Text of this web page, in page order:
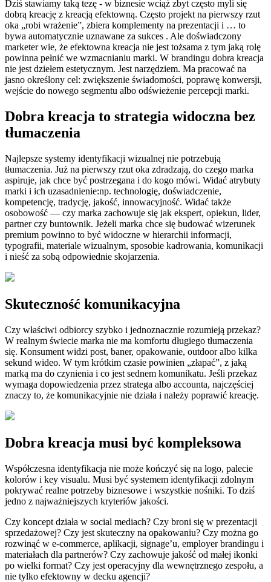
Dziś stawiamy taką tezę - w biznesie wciąż zbyt często myli się
dobrą kreację z kreacją efektowną. Często projekt na pierwszy rzut
oka „robi wrażenie”, zbiera komplementy na prezentacji i … to
bywa automatycznie uznawane za sukces . Ale doświadczony
marketer wie, że efektowna kreacja nie jest tożsama z tym jaką rolę
powinna pełnić we wzmacnianiu marki. W brandingu dobra kreacja
nie jest dziełem estetycznym. Jest narzędziem. Ma pracować na
jasno określony cel: zwiększenie świadomości, poprawę konwersji,
wejście do nowego segmentu albo odświeżenie percepcji marki.
Dobra kreacja to strategia widoczna bez
tłumaczenia
Najlepsze systemy identyfikacji wizualnej nie potrzebują
tłumaczenia. Już na pierwszy rzut oka zdradzają, do czego marka
aspiruje, jak chce być postrzegana i do kogo mówi. Widać atrybuty
marki i ich uzasadnienie:np. technologię, doświadczenie,
kompetencję, tradycję, jakość, innowacyjność. Widać także
osobowość — czy marka zachowuje się jak ekspert, opiekun, lider,
partner czy buntownik. Jeżeli marka chce się budować wizerunek
premium powinno to być widoczne w hierarchii informacji,
typografii, materiale wizualnym, sposobie kadrowania, komunikacji
i nieść za sobą odpowiednie skojarzenia.
Skuteczność komunikacyjna
Czy właściwi odbiorcy szybko i jednoznacznie rozumieją przekaz?
W realnym świecie marka nie ma komfortu długiego tłumaczenia
się. Konsument widzi post, baner, opakowanie, outdoor albo kilka
sekund wideo. W tym krótkim czasie powinien „złapać”, z jaką
marką ma do czynienia i co jest sednem komunikatu. Jeśli przekaz
wymaga dopowiedzenia przez stratega albo accounta, najczęściej
znaczy to, że komunikacyjnie nie działa i należy poprawić kreację.
Dobra kreacja musi być kompleksowa
Współczesna identyfikacja nie może kończyć się na logo, palecie
kolorów i key visualu. Musi być systemem identyfikacji zdolnym
pokrywać realne potrzeby biznesowe i wszystkie nośniki. To dziś
jedno z najważniejszych kryteriów jakości.
Czy koncept działa w social mediach? Czy broni się w prezentacji
sprzedażowej? Czy jest skuteczny na opakowaniu? Czy można go
rozwinąć w e-commerce, aplikacji, signage’u, employer brandingu i
materiałach dla partnerów? Czy zachowuje jakość od małej ikonki
po wielki format? Czy jest operacyjny dla wewnętrznego zespołu, a
nie tylko efektowny w decku agencji?